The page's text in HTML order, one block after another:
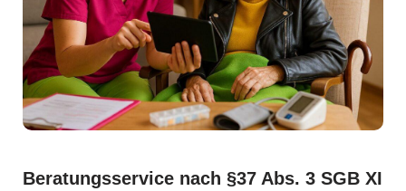
Beratungsservice nach §37 Abs. 3 SGB XI